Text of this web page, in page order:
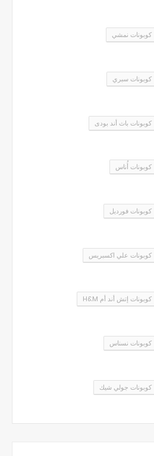
كوبونات نمشي
كوبونات سبري
كوبونات باث أند بودى
كوبونات أُناس
كوبونات فورديل
كوبونات علي اكسبريس
كوبونات إتش أند أم H&M
كوبونات نسناس
كوبونات جولي شيك